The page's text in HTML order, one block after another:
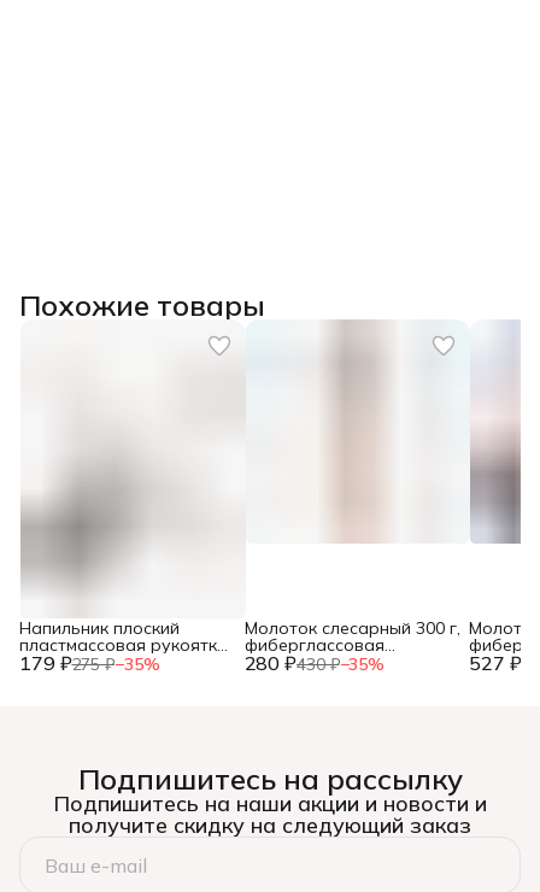
Похожие товары
179 ₽275 ₽−35%
Напильник плоский
пластмассовая рукоятка,
№2, 150мм, (шт.) 280 ₽430 ₽−35%
Молоток слесарный 300 г,
фиберглассовая
рукоятка, (шт.) 527 ₽
Подпишитесь на рассылку
Подпишитесь на наши акции и новости и
получите скидку на следующий заказ